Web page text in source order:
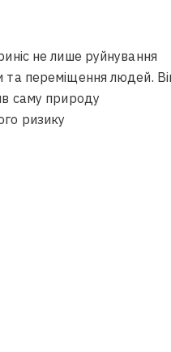
не лише руйнування
та переміщення людей.
саму природу
ризику